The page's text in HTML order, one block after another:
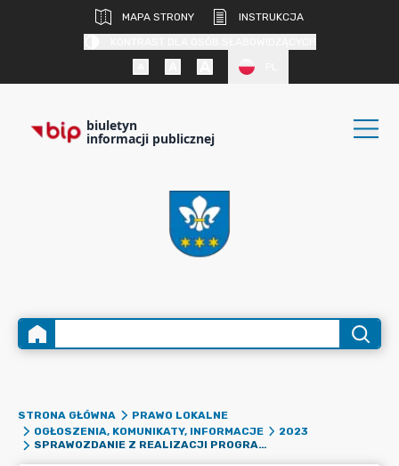
MAPA STRONY
INSTRUKCJA
biuletyn
informacji publicznej
STRONA GŁÓWNA
PRAWO LOKALNE
OGŁOSZENIA, KOMUNIKATY, INFORMACJE
2023
SPRAWOZDANIE Z REALIZACJI PROGRAMU WSPÓŁPRACY GMINY DOMANIEWICE Z ORGANIZACJAMI POZARZĄDOWYMI I INNYMI PODMIOTAMI PROWADZĄCYMI DZIAŁALNOŚĆ POŻYTKU PUBLICZNEGO W ROKU 2022